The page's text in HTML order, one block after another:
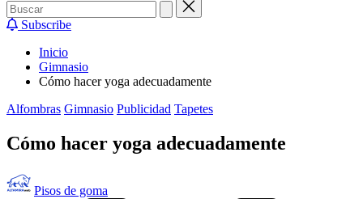
Subscribe
Inicio
Gimnasio
Cómo hacer yoga adecuadamente
Publicado
Alfombras Gimnasio Publicidad Tapetes
Cómo hacer yoga adecuadamente
Publicado
por
Pisos de goma